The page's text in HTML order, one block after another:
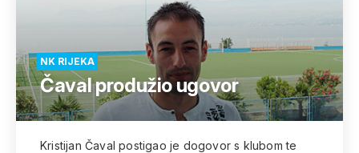
NK RIJEKA
Čaval produžio ugovor
Kristijan Čaval postigao je dogovor s klubom te